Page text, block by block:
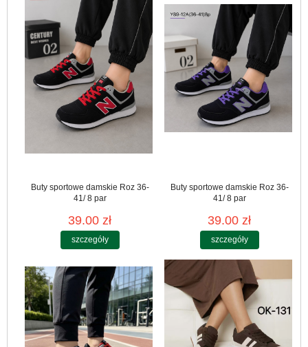
Buty sportowe damskie Roz 36-
41/ 8 par
39.00 zł
szczegóły
Buty sportowe damskie Roz 36-
41/ 8 par
39.00 zł
szczegóły